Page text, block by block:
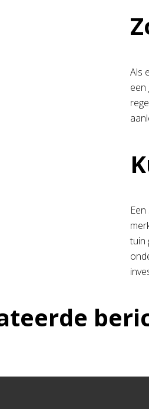
Als
een
tuin